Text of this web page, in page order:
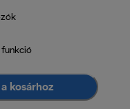
funkció
kosárhoz